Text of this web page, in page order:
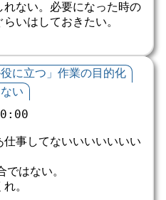
れない。必要になった時の
いはしておきたい。
役に立つ」作業の目的化
い
事してないいいいいいい
はない。
。